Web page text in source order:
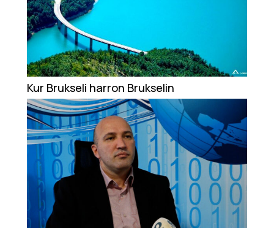
Art Jete
Kulturë
Showbiz
Ekonomi
Teknologji
Udhëtime
DuVideo
Kur Brukseli harron Brukselin